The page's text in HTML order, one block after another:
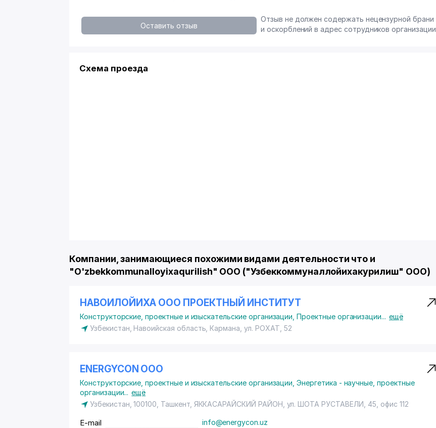
Оставить отзыв
Отзыв не должен содержать нецензурной брани
и оскорблений в адрес сотрудников организации
Схема проезда
Компании, занимающиеся похожими видами деятельности что и
"O'zbekkommunalloyixaqurilish" ООО ("Узбеккоммуналлойихакурилиш" ООО)
НАВОИЛОЙИХА ООО ПРОЕКТНЫЙ ИНСТИТУТ
Конструкторские, проектные и изыскательские организации ,Проектные организации... ещё
Узбекистан, Навоийская область, Кармана, ул. РОХАТ , 52
ENERGYCON ООО
Конструкторские, проектные и изыскательские организации ,Энергетика - научные, проектные
организации... ещё
Узбекистан, 100100, Ташкент, ЯККАСАРАЙСКИЙ РАЙОН , ул. ШОТА РУСТАВЕЛИ, 45, офис 112
E-mail info@energycon.uz